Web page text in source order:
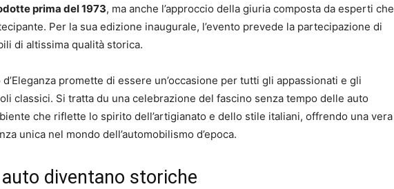
prima del 1973, ma anche l’approccio della giuria composta da esperti che
Per la sua edizione inaugurale, l’evento prevede la partecipazione di
di altissima qualità storica.
promette di essere un’occasione per tutti gli appassionati e gli
classici. Si tratta du una celebrazione del fascino senza tempo delle auto
che riflette lo spirito dell’artigianato e dello stile italiani, offrendo una vera
unica nel mondo dell’automobilismo d’epoca.
auto diventano storiche